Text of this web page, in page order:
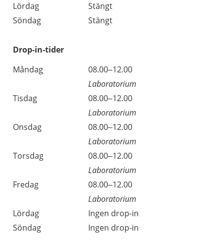
Lördag
Stängt
Söndag
Stängt
Drop-in-tider
Måndag
08.00–12.00
Laboratorium
Tisdag
08.00–12.00
Laboratorium
Onsdag
08.00–12.00
Laboratorium
Torsdag
08.00–12.00
Laboratorium
Fredag
08.00–12.00
Laboratorium
Lördag
Ingen drop-in
Söndag
Ingen drop-in